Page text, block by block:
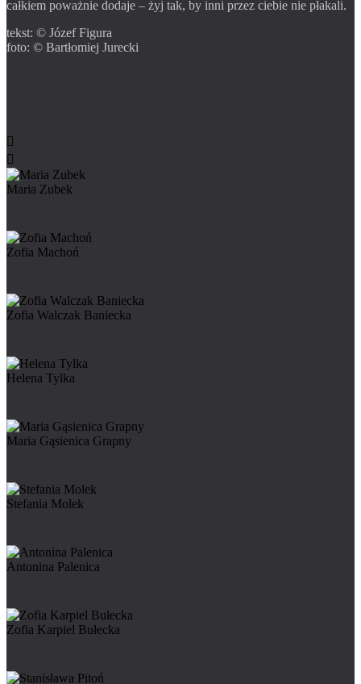
całkiem poważnie dodaje – żyj tak, by inni przez ciebie nie płakali.
tekst: © Józef Figura
foto: © Bartłomiej Jurecki


Maria Zubek
Zofia Machoń
Zofia Walczak Baniecka
Helena Tylka
Maria Gąsienica Grapny
Stefania Molek
Antonina Palenica
Zofia Karpiel Bułecka